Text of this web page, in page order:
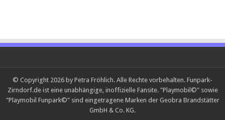
© Copyright 2026 by Petra Fröhlich. Alle Rechte vorbehalten. Funpark-
Zirndorf.de ist eine unabhängige, inoffizielle Fansite. "Playmobil©" sowie
"Playmobil Funpark©" sind eingetragene Marken der Geobra Brandstätter
GmbH & Co. KG.